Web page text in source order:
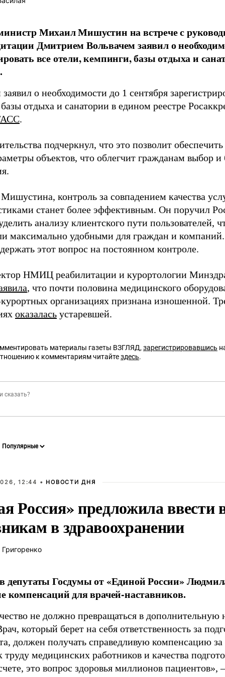
Михаил Мишустин на встрече с
Дмитрием Вольвачем заявил о
все отели, кемпинги, базы отдыха и
о необходимости до 1 сентября
отдыха и санатории в едином реестре
.
подчеркнул, что это позволит
объектов, что облегчит гражданам выбор
контроль за совпадением качества
станет более эффективным. Он поручил
анализу клиентского пути пользователей,
максимально удобными для граждан и
этот вопрос на постоянном контроле.
НМИЦ реабилитации и курортологии
, что почти половина медицинского
организациях признана изношенной.
оказалась устаревшей.
материалы газеты ВЗГЛЯД, зарегистрировавшись
к комментариям читайтездесь.
12:44 • НОВОСТИ ДНЯ
Россия» предложила
в здравоохранении
депутаты Госдумы от «Единой России»
компенсаций для врачей-наставников.
не должно превращаться в дополнительную
который берет на себя ответственность за
должен получать справедливую компенсацию за
труду медицинских работников и качества
это вопрос здоровья миллионов пациентов»,